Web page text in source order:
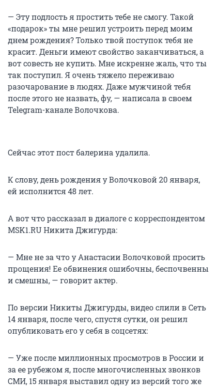
— Эту подлость я простить тебе не смогу. Такой
«подарок» ты мне решил устроить перед моим
днем рождения? Только твой поступок тебя не
красит. Деньги имеют свойство заканчиваться, а
вот совесть не купить. Мне искренне жаль, что ты
так поступил. Я очень тяжело переживаю
разочарование в людях. Даже мужчиной тебя
после этого не назвать, фу, — написала в своем
Telegram-канале Волочкова.
Сейчас этот пост балерина удалила.
К слову, день рождения у Волочковой 20 января,
ей исполнится 48 лет.
А вот что рассказал в диалоге с корреспондентом
MSK1.RU Никита Джигурда:
— Мне не за что у Анастасии Волочковой просить
прощения! Ее обвинения ошибочны, беспочвенны
и смешны, — говорит актер.
По версии Никиты Джигурды, видео слили в Сеть
14 января, после чего, спустя сутки, он решил
опубликовать его у себя в соцсетях:
— Уже после миллионных просмотров в России и
за ее рубежом я, после многочисленных звонков
СМИ, 15 января выставил одну из версий того же